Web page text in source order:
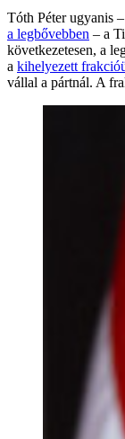
Tóth Péter ugyanis
a legbővebben – a
következetesen, a
a kihelyezett
vállal a pártnál. A